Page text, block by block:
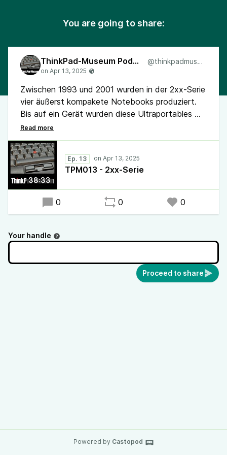
You are going to share:
ThinkPad-Museum Podcast @thinkpadmuseum
Zwischen 1993 und 2001 wurden in der 2xx-Serie
vier äußerst kompakete Notebooks produziert.
Bis auf ein Gerät wurden diese Ultraportables mit
spannenden Eigenarten. wie kuriosen
Eingabegeräten oder Kolaborationen,
ausschließlich im asiatischen Raum vertrieben.
Zum umgestrittenen ThinkPad X9 sind ein früher
kritischer Testbericht sowie ein Interview mit
Tom Butler erschienen. Auch werden erste
38:33
Ep. 13
TPM013 - 2xx-Serie
0 0 0
Your handle
Proceed to share
Powered by Castopod